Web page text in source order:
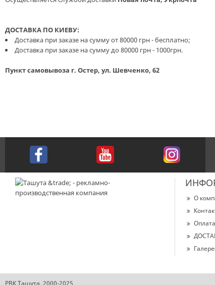
ДОСТАВКА ПО КИЕВУ:
Доставка при заказе на сумму от 80000 грн - бесплатно;
Доставка при заказе на сумму до 80000 грн - 1000грн.
Пункт самовывоза г. Остер, ул. Шевченко, 62
О
Оплата
РВК Ташута, 2000-2025